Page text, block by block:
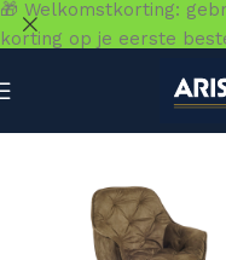
🎁 Welkomstkorting:
korting op je eerste